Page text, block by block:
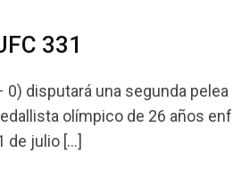
331
disputará una segunda
olímpico de 26 años
de julio […]